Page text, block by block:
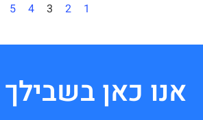
1
2
3
4
5
אנו כאן